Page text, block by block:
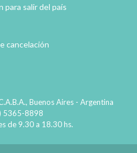
para salir del país
cancelación
Buenos Aires - Argentina
5365-8898
de 9.30 a 18.30 hs.